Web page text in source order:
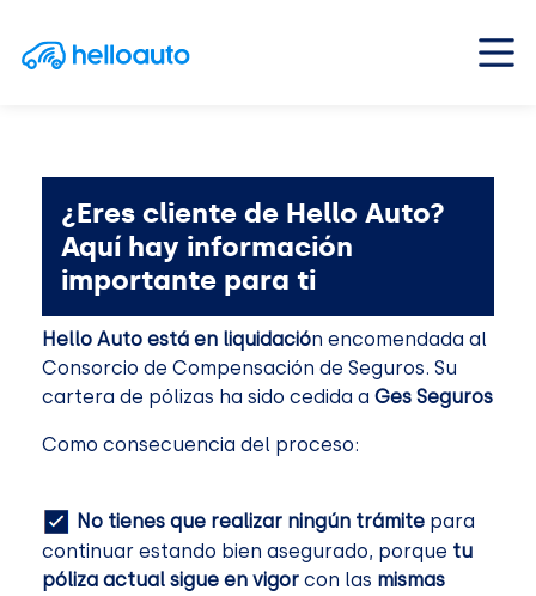
Saltar al contenido
Navegación principal
¿Eres cliente de Hello Auto?
Aquí hay información
importante para ti
Hello Auto está en liquidación encomendada al
Consorcio de Compensación de Seguros. Su
cartera de pólizas ha sido cedida a Ges Seguros
Como consecuencia del proceso:
No tienes que realizar ningún trámite para
continuar estando bien asegurado, porque tu
póliza actual sigue en vigor con las mismas